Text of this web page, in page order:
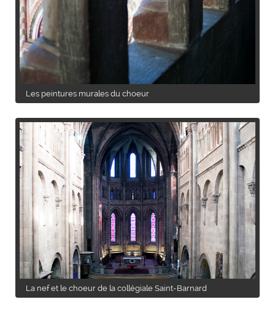
Les peintures murales du choeur
La nef et le choeur de la collégiale Saint-Barnard